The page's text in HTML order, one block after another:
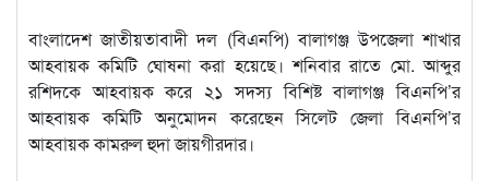
বাংলাদেশ জাতীয়তাবাদী দল (বিএনপি) বালাগঞ্জ উপজেলা শাখার
আহবায়ক কমিটি ঘোষনা করা হয়েছে। শনিবার রাতে মো. আব্দুর
রশিদকে আহবায়ক করে ২১ সদস্য বিশিষ্ট বালাগঞ্জ বিএনপি’র
আহবায়ক কমিটি অনুমোদন করেছেন সিলেট জেলা বিএনপি’র
আহবায়ক কামরুল হুদা জায়গীরদার।